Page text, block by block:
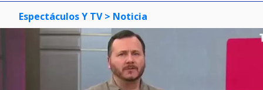
Espectáculos Y TV > Noticia